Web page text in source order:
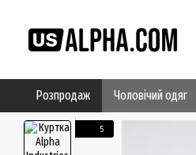
Розпродаж Чоловічий одяг
5